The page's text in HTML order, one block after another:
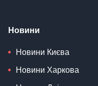
Новини
Новини Києва
Новини Харкова